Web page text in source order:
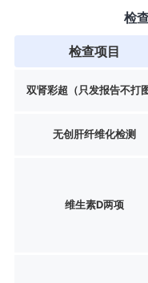
检
检查项目
双肾彩超（只发报告不打图
无创肝纤维化检测
维生素D两项